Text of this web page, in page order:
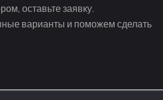
оставьте заявку.
варианты и поможем сделать